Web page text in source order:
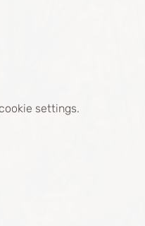
settings.